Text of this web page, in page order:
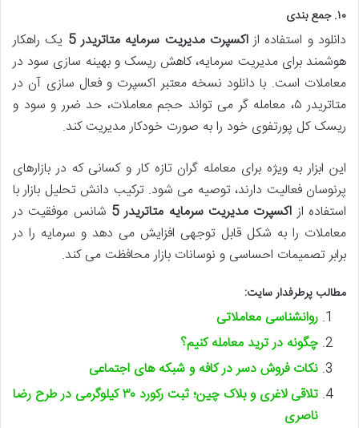
۱۰. جمع بندی
دانلود و استفاده ازاکسپرت مدیریت سرمایه متاتریدر 5
یک راهکار
هوشمند برای مدیریت سرمایه، کاهش ریسک و بهینه سازی سود در
معاملات است. با دانلود نسخه معتبر اکسپرت و فعال سازی آن در
متاتریدر ۵، معامله گر می تواند حجم معاملات، حد ضرر و سود و
ریسک کل پورتفوی خود را به صورت خودکار مدیریت کند.
این ابزار به ویژه برای معامله گران تازه کار و کسانی که در بازارهای
پرنوسان فعالیت دارند، توصیه می شود. ترکیب دانش تحلیل بازار با
استفاده از اکسپرت مدیریت سرمایه متاتریدر 5
شانس موفقیت در
معاملات را به شکل قابل توجهی افزایش می دهد و سرمایه را در
برابر تصمیمات احساسی و نوسانات بازار محافظت می کند.
مطالب پرطرفدار سایت:
روانشناسی معاملاتی
چگونه در ترید معامله کنیم؟
نکات فروش دسر در کافه و شبکه های اجتماعی
تلاقی لاغری و بلاک چین؛ ثبت رکورد ۳۰ کیلوگرمی در طرح رضا
ناصری